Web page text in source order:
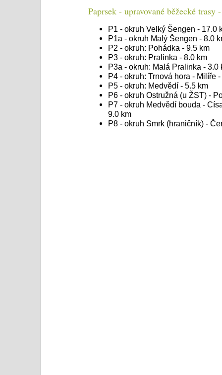
Paprsek - upravované běžecké trasy
P1 - okruh Velký Šengen - 17.0
P1a - okruh Malý Šengen - 8.0
P2 - okruh: Pohádka - 9.5 km
P3 - okruh: Pralinka - 8.0 km
P3a - okruh: Malá Pralinka - 3.0
P4 - okruh: Trnová hora - Milíře
P5 - okruh: Medvědí - 5.5 km
P6 - okruh Ostružná (u ŽST) -
P7 - okruh Medvědí bouda -
9.0 km
P8 - okruh Smrk (hraničník) -